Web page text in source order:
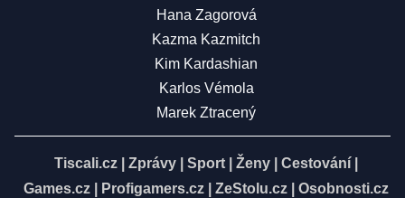
Hana Zagorová
Kazma Kazmitch
Kim Kardashian
Karlos Vémola
Marek Ztracený
Tiscali.cz Zprávy Sport Ženy Cestování
Games.cz
Profigamers.cz ZeStolu.cz
Osobnosti.cz